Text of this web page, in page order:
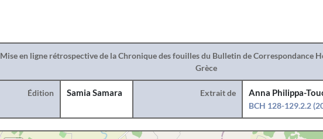
Mise en ligne rétrospective de la Chronique des fouilles du Bulletin de Correspondance
Grèce
Édition Samia Samara Extrait de
Anna Philippa-
BCH 128-129.2.2